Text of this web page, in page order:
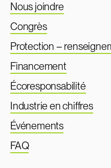
Nous joindre
Congrès
Protection –
Financement
Écoresponsabilité
Industrie en chiffres
Événements
FAQ